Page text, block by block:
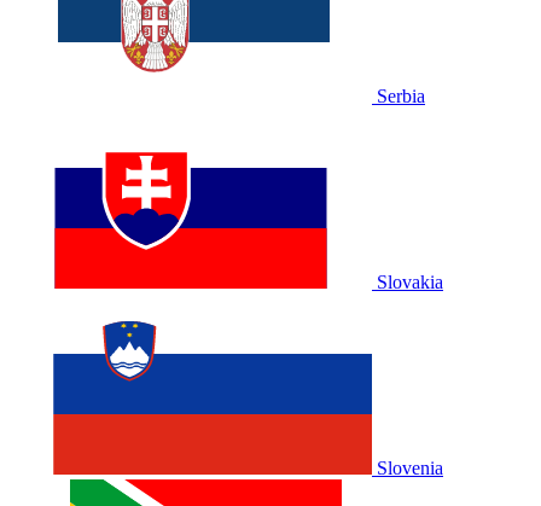
Serbia
Slovakia
Slovenia